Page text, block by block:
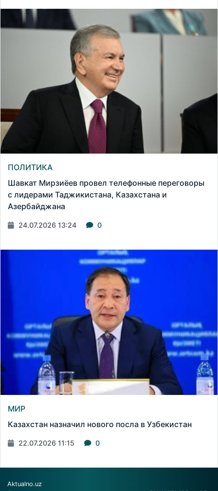
ПОЛИТИКА
Шавкат Мирзиёев провел телефонные переговоры
с лидерами Таджикистана, Казахстана и
Азербайджана
24.07.2026 13:24 0
МИР
Казахстан назначил нового посла в Узбекистан
22.07.2026 11:15 0
Aktualno.uz